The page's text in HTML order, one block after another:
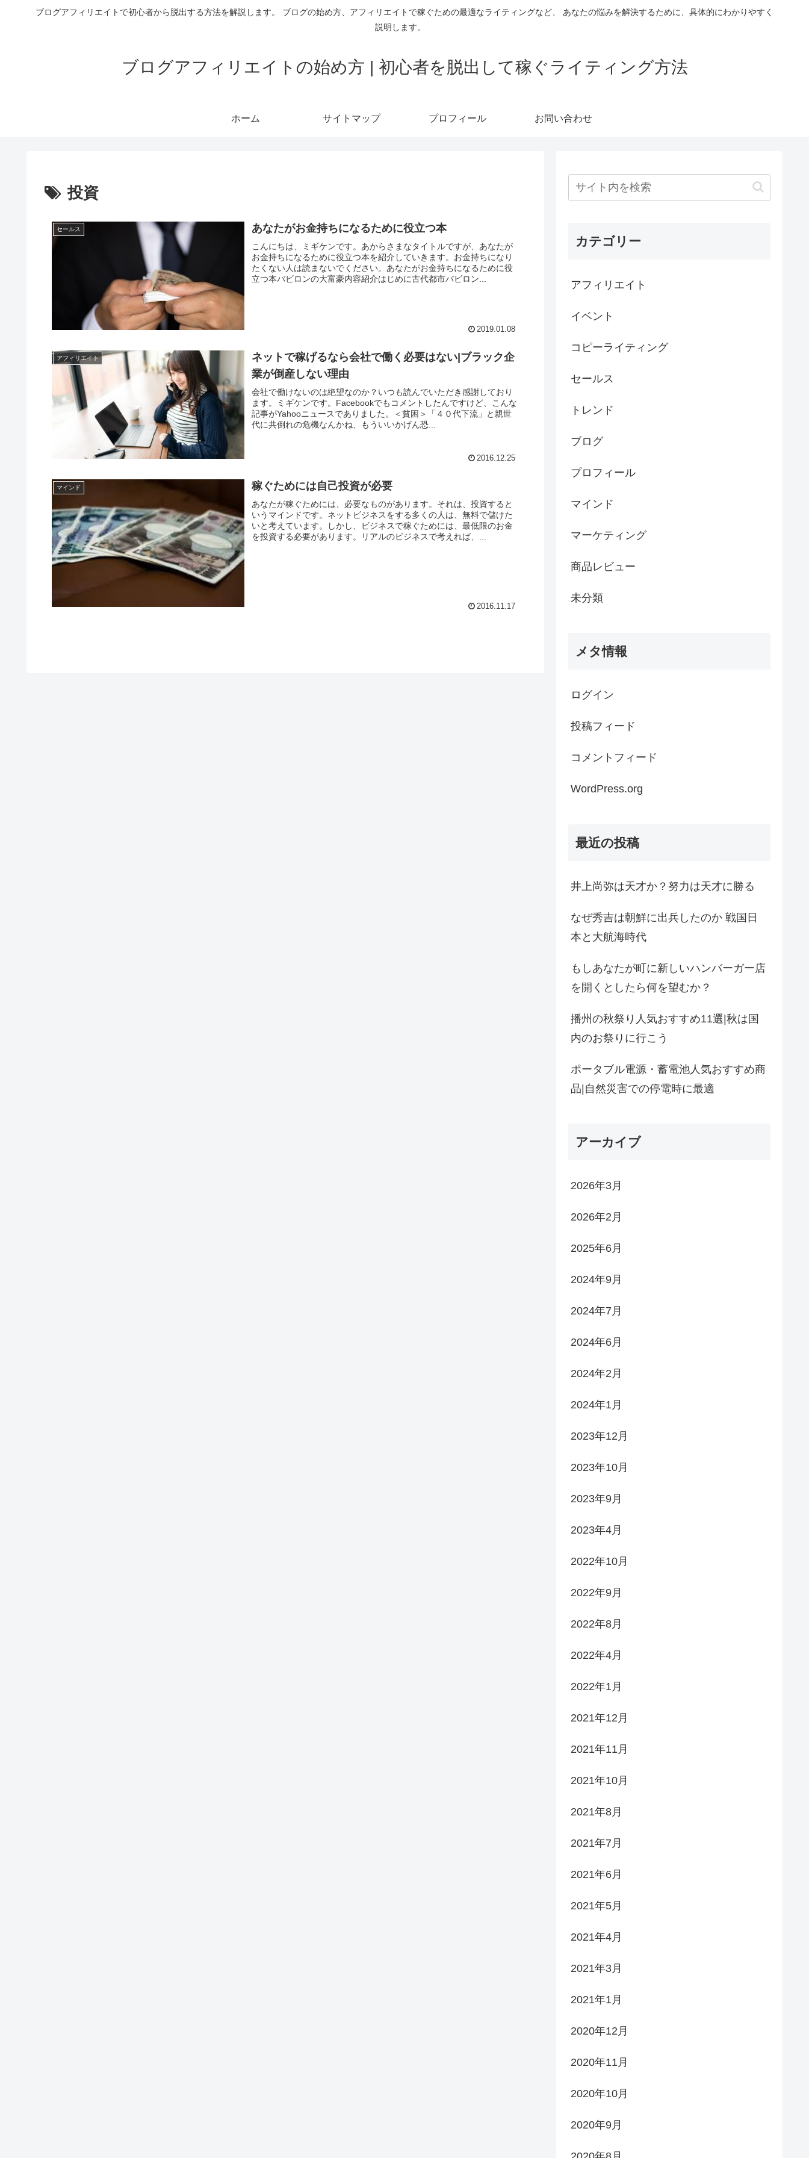
ブログアフィリエイトで初心者から脱出する方法を解説します。 ブログの始め方、アフィリエイトで稼ぐための最適なライティングなど、 あなたの悩みを解決するために、具体的にわかりやすく
説明します。
ブログアフィリエイトの始め方 | 初心者を脱出して稼ぐライティング方法
ホーム サイトマップ プロフィール お問い合わせ
投資
セールス あなたがお金持ちになるために役立つ本
こんにちは、ミギケンです。あからさまなタイトルですが、あなたが
お金持ちになるために役立つ本を紹介していきます。お金持ちになり
たくない人は読まないでください。あなたがお金持ちになるために役
立つ本バビロンの大富豪内容紹介はじめに古代都市バビロン...
2019.01.08
アフィリエイト
ネットで稼げるなら会社で働く必要はない|ブラック企
業が倒産しない理由
会社で働けないのは絶望なのか？いつも読んでいただき感謝しており
ます。ミギケンです。Facebookでもコメントしたんですけど、こんな
記事がYahooニュースでありました。＜貧困＞「４０代下流」と親世
代に共倒れの危機なんかね、もういいかげん恐...
2016.12.25
マインド 稼ぐためには自己投資が必要
あなたが稼ぐためには、必要なものがあります。それは、投資すると
いうマインドです。ネットビジネスをする多くの人は、無料で儲けた
いと考えています。しかし、ビジネスで稼ぐためには、最低限のお金
を投資する必要があります。リアルのビジネスで考えれば、...
2016.11.17
カテゴリー
アフィリエイト
イベント
コピーライティング
セールス
トレンド
ブログ
プロフィール
マインド
マーケティング
商品レビュー
未分類
メタ情報
ログイン
投稿フィード
コメントフィード
WordPress.org
最近の投稿
井上尚弥は天才か？努力は天才に勝る
なぜ秀吉は朝鮮に出兵したのか 戦国日
本と大航海時代
もしあなたが町に新しいハンバーガー店
を開くとしたら何を望むか？
播州の秋祭り人気おすすめ11選|秋は国
内のお祭りに行こう
ポータブル電源・蓄電池人気おすすめ商
品|自然災害での停電時に最適
アーカイブ
2026年3月
2026年2月
2025年6月
2024年9月
2024年7月
2024年6月
2024年2月
2024年1月
2023年12月
2023年10月
2023年9月
2023年4月
2022年10月
2022年9月
2022年8月
2022年4月
2022年1月
2021年12月
2021年11月
2021年10月
2021年8月
2021年7月
2021年6月
2021年5月
2021年4月
2021年3月
2021年1月
2020年12月
2020年11月
2020年10月
2020年9月